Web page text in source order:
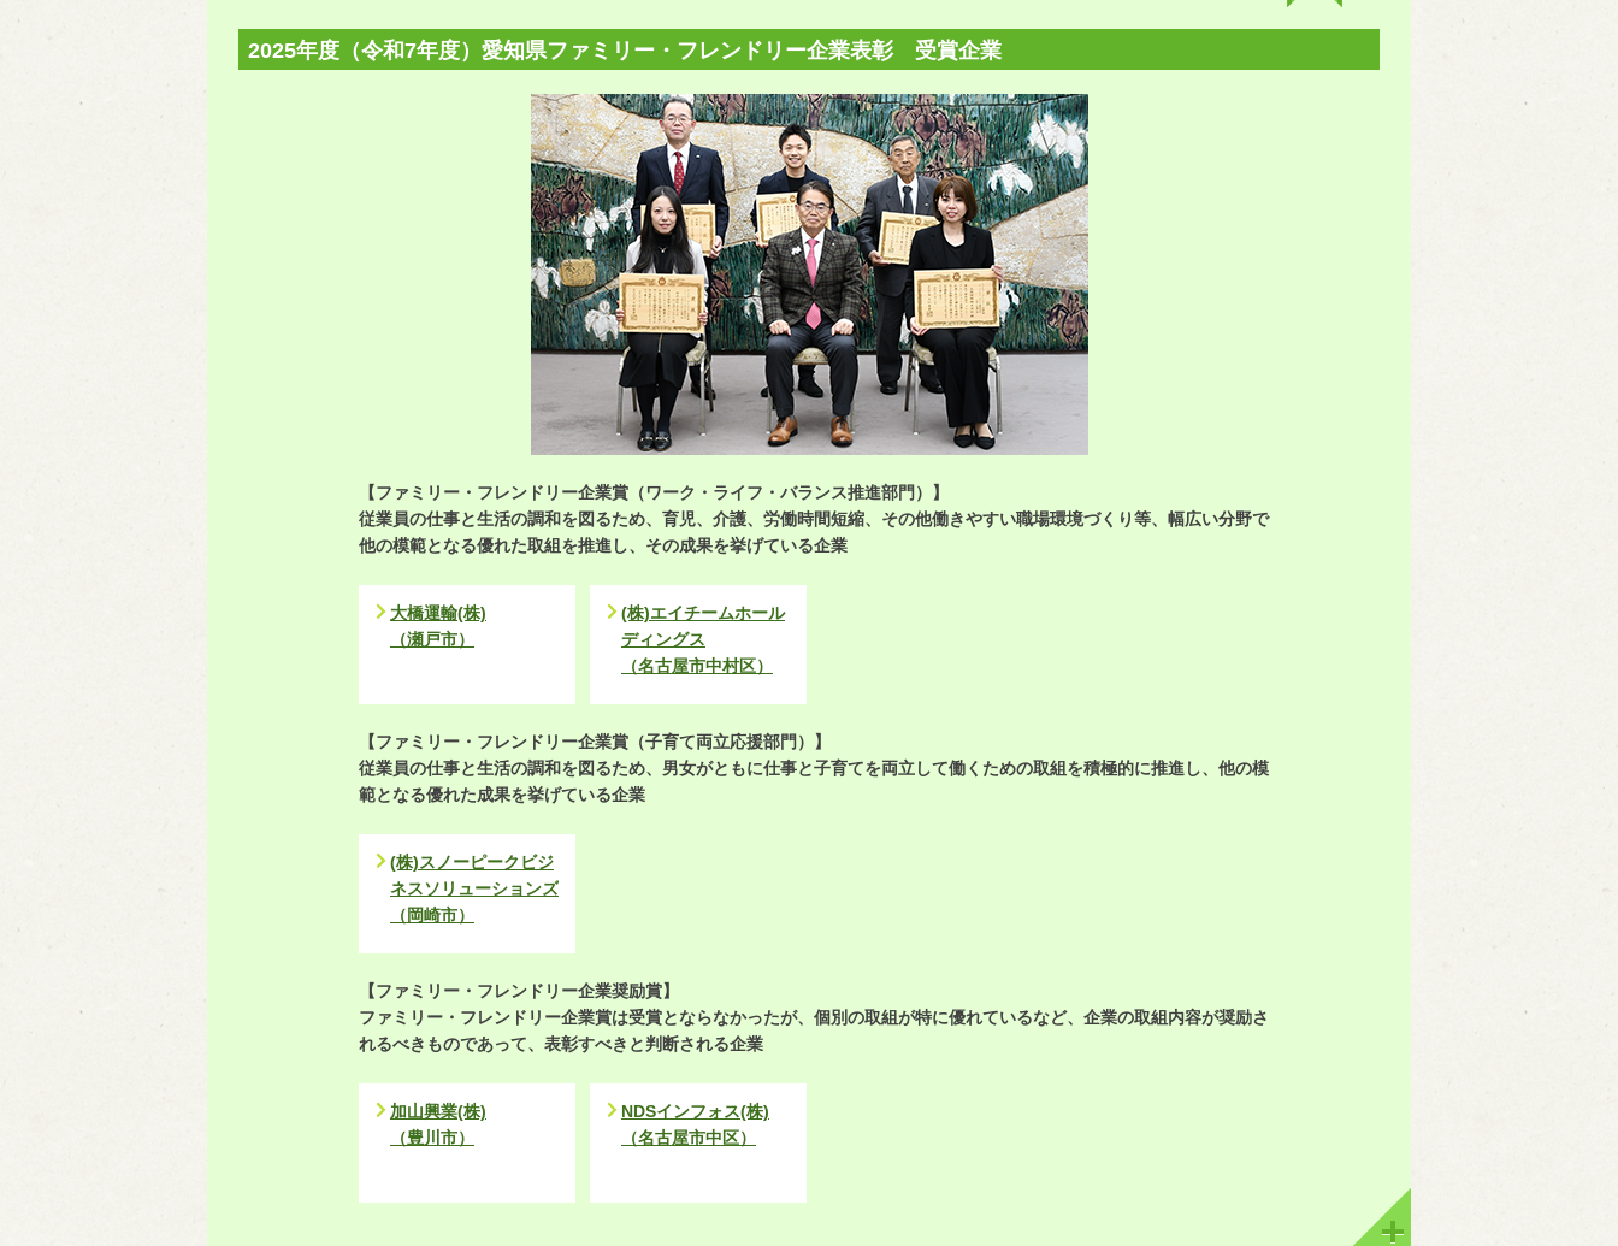
2025年度（令和7年度）愛知県ファミリー・フレンドリー企業表彰 受賞企業
【ファミリー・フレンドリー企業賞（ワーク・ライフ・バランス推進部門）】
従業員の仕事と生活の調和を図るため、育児、介護、労働時間短縮、その他働きやすい職場環境づくり等、幅広い分野で
他の模範となる優れた取組を推進し、その成果を挙げている企業
大橋運輸(株)
（瀬戸市）
(株)エイチームホール
ディングス
（名古屋市中村区）
【ファミリー・フレンドリー企業賞（子育て両立応援部門）】
従業員の仕事と生活の調和を図るため、男女がともに仕事と子育てを両立して働くための取組を積極的に推進し、他の模
範となる優れた成果を挙げている企業
(株)スノーピークビジ
ネスソリューションズ
（岡崎市）
【ファミリー・フレンドリー企業奨励賞】
ファミリー・フレンドリー企業賞は受賞とならなかったが、個別の取組が特に優れているなど、企業の取組内容が奨励さ
れるべきものであって、表彰すべきと判断される企業
加山興業(株)
（豊川市）
NDSインフォス(株)
（名古屋市中区）